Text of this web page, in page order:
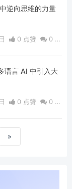
逆向思维的力量
0 点赞 0 评
语言 AI 中引入大
0 点赞 0 评
»